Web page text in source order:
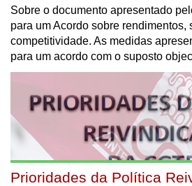
Sobre o documento apresentado
para um Acordo sobre rendimentos,
competitividade. As medidas
para um acordo com o suposto
Prioridades da Política